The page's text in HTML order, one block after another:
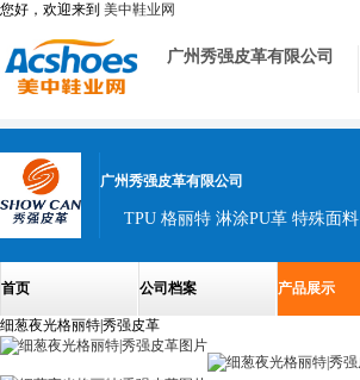
您好，欢迎来到 美中鞋业网
广州秀强皮革有限公司
广州秀强皮革有限公司
TPU 格丽特 淋涂PU革 特殊面料
首页 公司档案 产品展示
细葱夜光格丽特|秀强皮革